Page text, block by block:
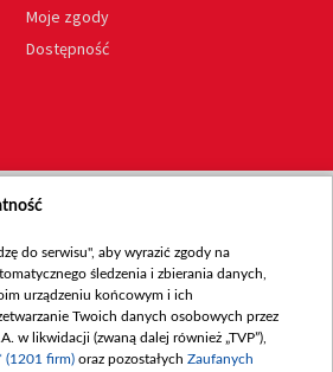
Moje zgody
Dostępność
do serwisu", aby wyrazić zgody na
śledzenia i zbierania danych,
urządzeniu końcowym i ich
Twoich danych osobowych przez
w likwidacji (zwaną dalej również „TVP”),
(1201 firm) oraz pozostałych Zaufanych